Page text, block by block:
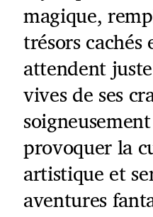
magique,
trésors
attendent
vives de ses
provoquer la
artistique et
aventures